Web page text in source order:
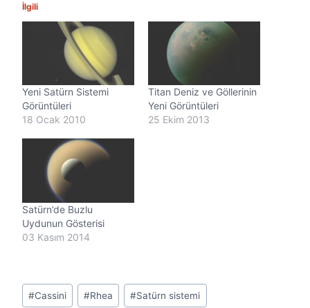
İlgili
Yeni Satürn Sistemi
Görüntüleri
18 Ocak 2010
Titan Deniz ve Göllerinin
Yeni Görüntüleri
25 Ekim 2013
Satürn’de Buzlu
Uydunun Gösterisi
03 Kasım 2014
Post
#Cassini #Rhea #Satürn sistemi